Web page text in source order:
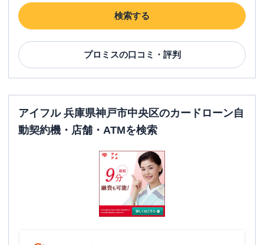
検索する
プロミスの口コミ・評判
アイフル 兵庫県神戸市中央区のカードローン自
動契約機・店舗・ATMを検索